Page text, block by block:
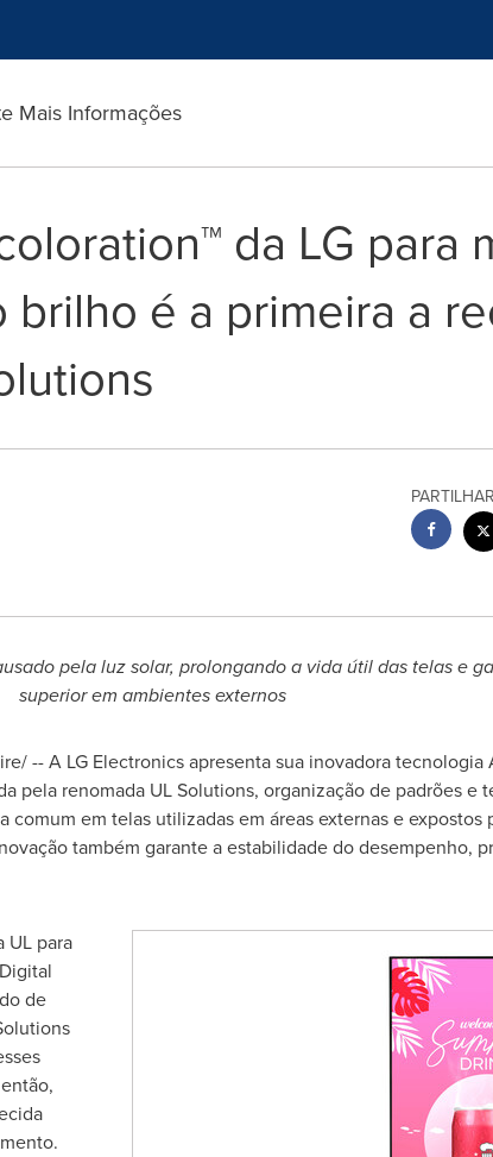
Mais Informações
da LG para
é a primeira a
pela luz solar, prolongando a vida útil das telas e
superior em ambientes externos
-- A LG Electronics apresenta sua inovadora tecnologia
pela renomada UL Solutions, organização de padrões e
comum em telas utilizadas em áreas externas e
também garante a estabilidade do desempenho,
UL para
de